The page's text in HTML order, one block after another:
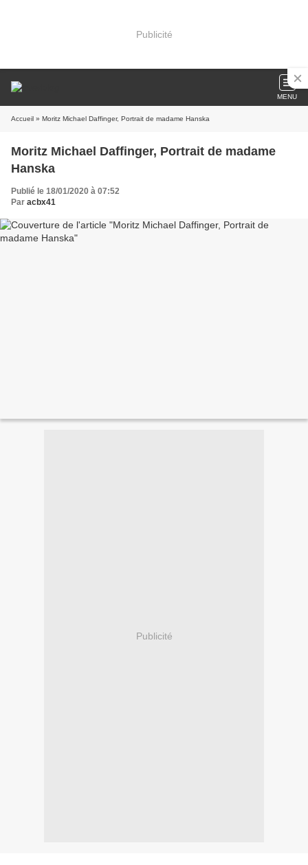
Publicité
MENU
Accueil » Moritz Michael Daffinger, Portrait de madame Hanska
Moritz Michael Daffinger, Portrait de madame
Hanska
Publié le 18/01/2020 à 07:52
Par acbx41
Publicité